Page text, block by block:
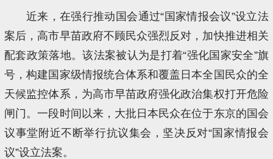
近来，在强行推动国会通过“国家情报会议”设立法
案后，高市早苗政府不顾民众强烈反对，加快推进相关
配套政策落地。该法案被认为是打着“强化国家安全”旗
号，构建国家级情报统合体系和覆盖日本全国民众的全
天候监控体系，为高市早苗政府强化政治集权打开危险
闸门。一段时间以来，大批日本民众在位于东京的国会
议事堂附近不断举行抗议集会，坚决反对“国家情报会
议”设立法案。